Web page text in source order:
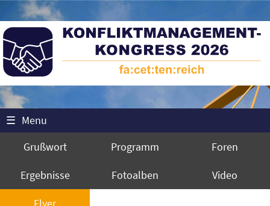
☰ Menu
Grußwort
Programm Foren
Ergebnisse Fotoalben Video